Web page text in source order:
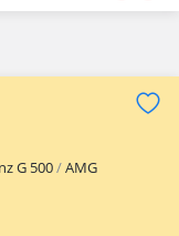
G 500
AMG